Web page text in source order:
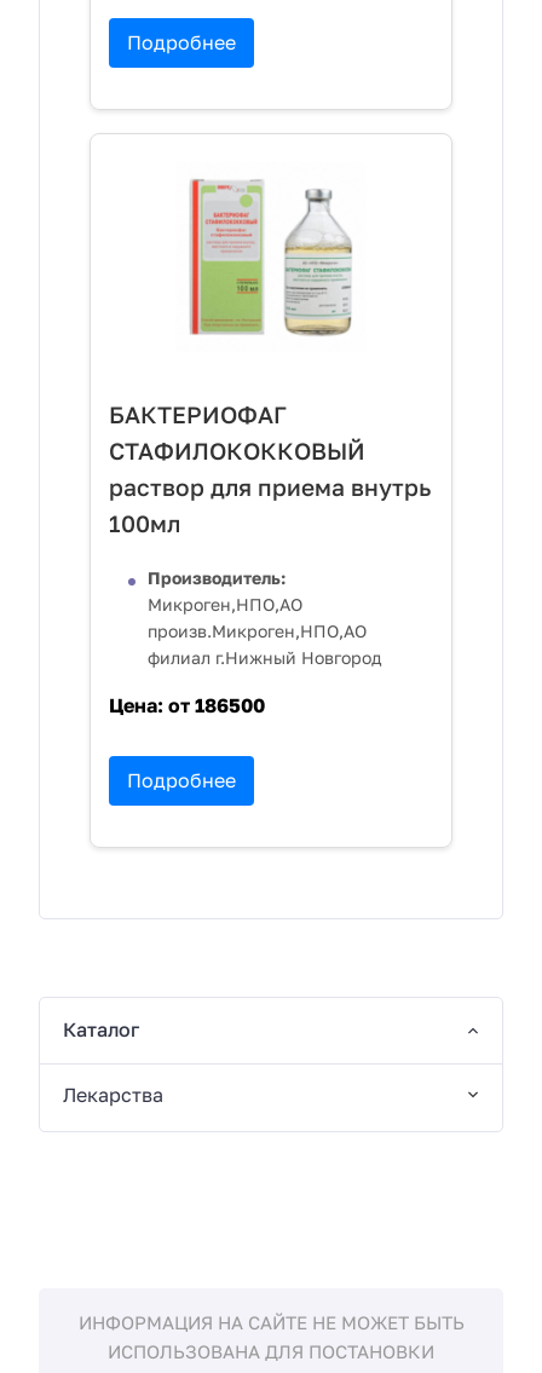
Подробнее
БАКТЕРИОФАГ
СТАФИЛОКОККОВЫЙ
раствор для приема внутрь
100мл
Производитель:
Микроген,НПО,АО
произв.Микроген,НПО,АО
филиал г.Нижный Новгород
Цена: от 186500
Подробнее
Каталог
Лекарства
ИНФОРМАЦИЯ НА САЙТЕ НЕ МОЖЕТ БЫТЬ
ИСПОЛЬЗОВАНА ДЛЯ ПОСТАНОВКИ